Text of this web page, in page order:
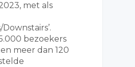
met als
Downstairs’.
bezoekers
meer dan 120